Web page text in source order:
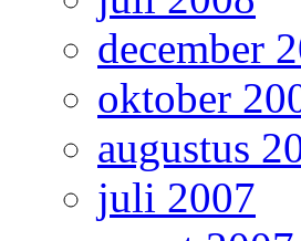
december
oktober
augustus
juli 2007